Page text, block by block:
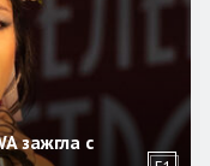
зажгла с